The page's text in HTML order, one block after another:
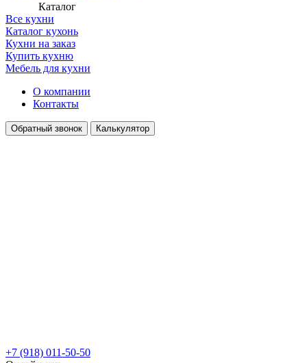
Каталог
Все кухни
Каталог кухонь
Кухни на заказ
Купить кухню
Мебель для кухни
О компании
Контакты
Обратный звонок Калькулятор
+7 (918) 011-50-50